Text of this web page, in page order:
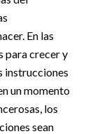
En las
para crecer y
instrucciones
un momento
los
sean